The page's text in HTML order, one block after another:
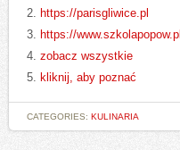
2. https://parisgliwice.pl
3. https://www.szkolapopow.pl
4. zobacz wszystkie
5. kliknij, aby poznać
CATEGORIES: KULINARIA